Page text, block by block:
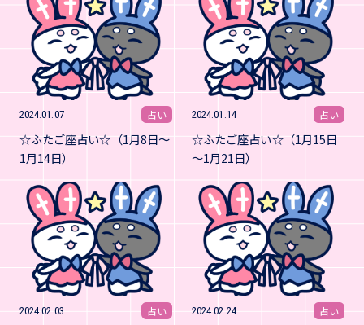
2024.01.07 占い
☆ふたご座占い☆（1月8日～
1月14日）
2024.01.14 占い
☆ふたご座占い☆（1月15日
～1月21日）
2024.02.03 占い 2024.02.24 占い